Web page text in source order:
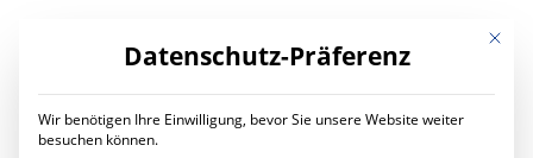
LEISTUNGEN
Mit
Datenschutz-Präferenz
Wir benötigen Ihre Einwilligung, bevor Sie unsere Website weiter
besuchen können.